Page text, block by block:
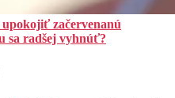
začervenanú
sa radšej vyhnúť?